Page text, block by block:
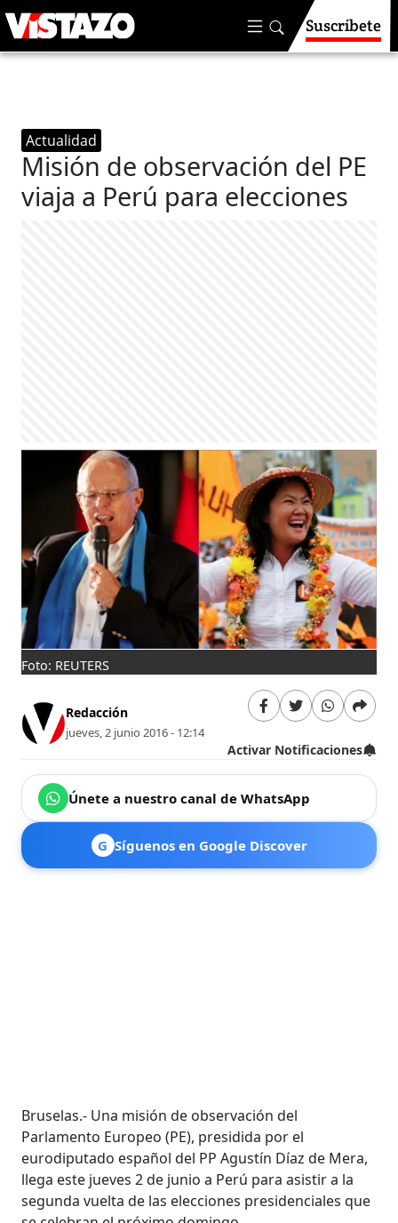
Suscríbete
Actualidad
Misión de observación del PE
viaja a Perú para elecciones
Foto: REUTERS
Redacción
jueves, 2 junio 2016 - 12:14
Activar Notificaciones
Únete a nuestro canal de WhatsApp
G Síguenos en Google Discover
Bruselas.- Una misión de observación del
Parlamento Europeo (PE), presidida por el
eurodiputado español del PP Agustín Díaz de Mera,
llega este jueves 2 de junio a Perú para asistir a la
segunda vuelta de las elecciones presidenciales que